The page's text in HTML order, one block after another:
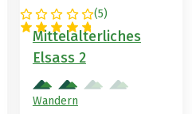
(5)
FRANKREICH
Mittelalterliches
Elsass 2
Wandern